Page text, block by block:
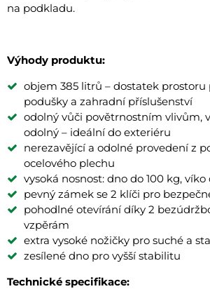
na podkladu.
Výhody produktu:
objem 385 litrů – dostatek prostoru
podušky a zahradní příslušenství
odolný vůči povětrnostním vlivům,
odolný – ideální do exteriéru
nerezavějící a odolné provedení z
ocelového plechu
vysoká nosnost: dno do 100 kg, víko
pevný zámek se 2 klíči pro
pohodlné otevírání díky 2
vzpěrám
extra vysoké nožičky pro suché a
zesílené dno pro vyšší stabilitu
Technické specifikace: